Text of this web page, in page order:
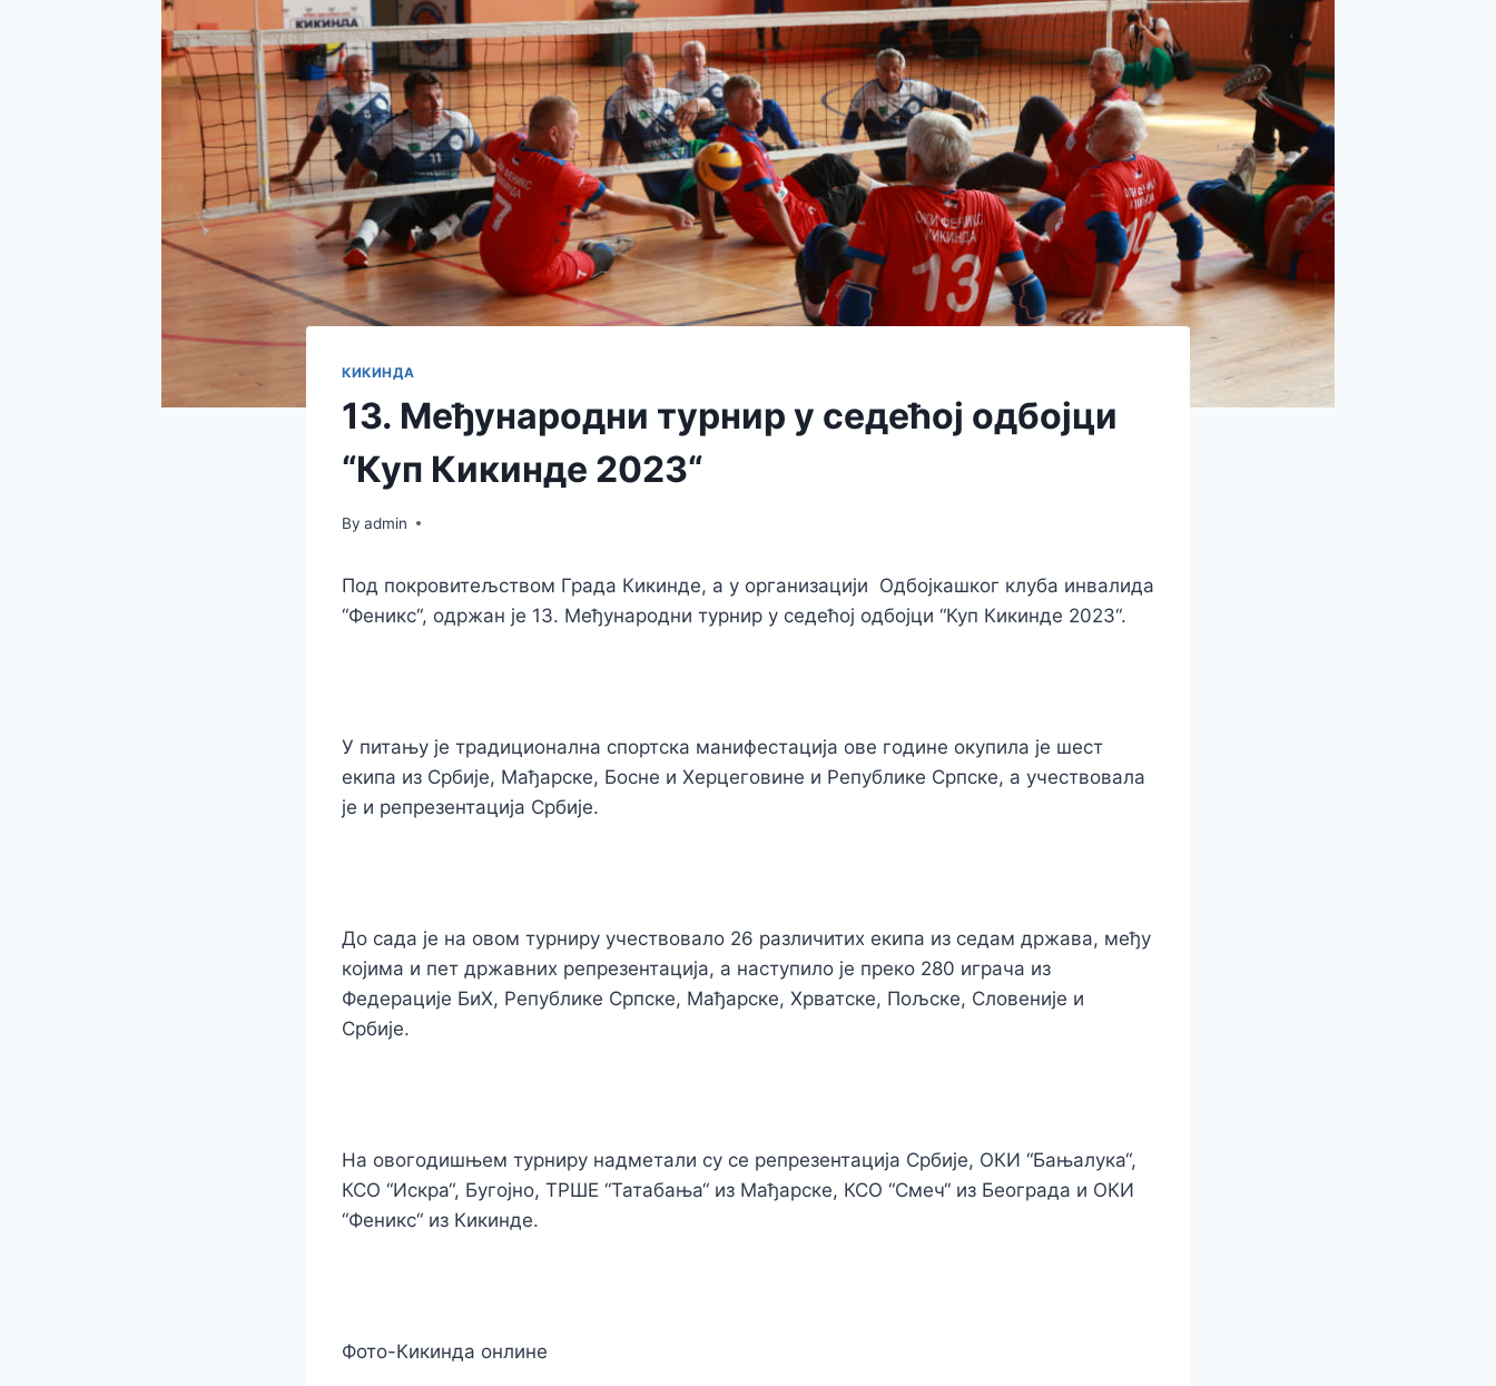
КИКИНДА
13. Међународни турнир у седећој одбојци
“Куп Кикинде 2023“
By admin
Под покровитељством Града Кикинде, а у организацији Одбојкашког клуба инвалида
“Феникс“, одржан је 13. Међународни турнир у седећој одбојци “Куп Кикинде 2023“.
У питању је традиционална спортска манифестација ове године окупила је шест
екипа из Србије, Мађарске, Босне и Херцеговине и Републике Српске, а учествовала
је и репрезентација Србије.
До сада је на овом турниру учествовало 26 различитих екипа из седам држава, међу
којима и пет државних репрезентација, а наступило је преко 280 играча из
Федерације БиХ, Републике Српске, Мађарске, Хрватске, Пољске, Словеније и
Србије.
На овогодишњем турниру надметали су се репрезентација Србије, ОКИ “Бањалука“,
КСО “Искра“, Бугојно, ТРШЕ “Татабања“ из Мађарске, КСО “Смеч“ из Београда и ОКИ
“Феникс“ из Кикинде.
Фото-Кикинда онлине